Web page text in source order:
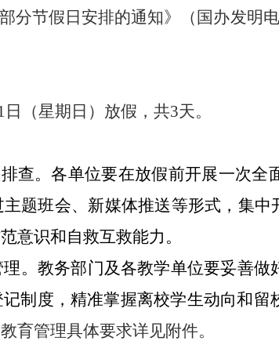
分节假日安排的通知》（国办发明
（星期日）放假，共3天。
查。各单位要在放假前开展一次全
题班会、新媒体推送等形式，集中
意识和自救互救能力。
。 教务部门及各教学单位要妥善做
制度，精准掌握离校学生动向和
育管理具体要求详见附件。